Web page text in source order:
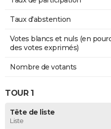
Taux d'abstention
Votes blancs et nuls (en
des votes exprimés)
Nombre de votants
TOUR 1
Tête de liste
Liste